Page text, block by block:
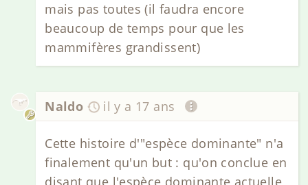
mais pas toutes (il faudra encore
beaucoup de temps pour que les
mammifères grandissent)
Naldo il y a 17 ans
Cette histoire d'"espèce dominante" n'a
finalement qu'un but : qu'on conclue en